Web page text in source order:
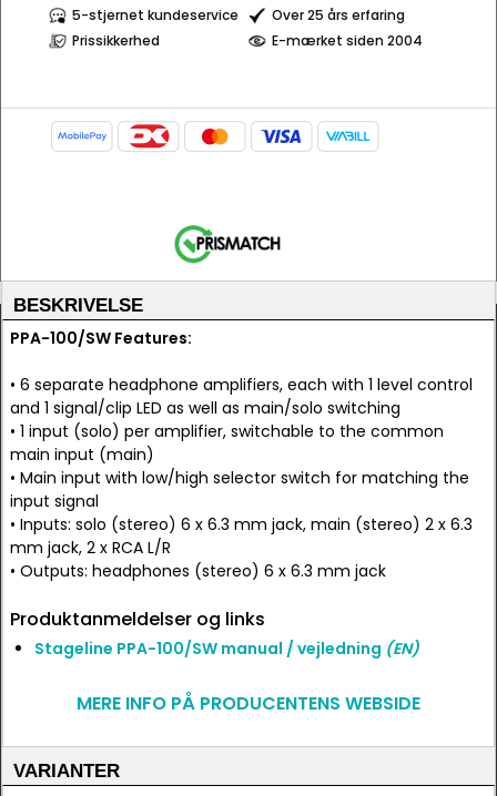
5-stjernet kundeservice
Over 25 års erfaring
Prissikkerhed
E-mærket siden 2004
BESKRIVELSE
PPA-100/SW Features:
• 6 separate headphone amplifiers, each with 1 level control
and 1 signal/clip LED as well as main/solo switching
• 1 input (solo) per amplifier, switchable to the common
main input (main)
• Main input with low/high selector switch for matching the
input signal
• Inputs: solo (stereo) 6 x 6.3 mm jack, main (stereo) 2 x 6.3
mm jack, 2 x RCA L/R
• Outputs: headphones (stereo) 6 x 6.3 mm jack
Produktanmeldelser og links
Stageline PPA-100/SW manual / vejledning (EN)
MERE INFO PÅ PRODUCENTENS WEBSIDE
VARIANTER